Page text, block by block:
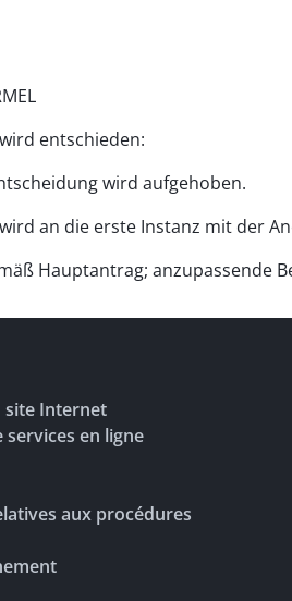
entschieden:
wird aufgehoben.
an die erste Instanz mit der
Hauptantrag; anzupassende
site Internet
en ligne
aux procédures